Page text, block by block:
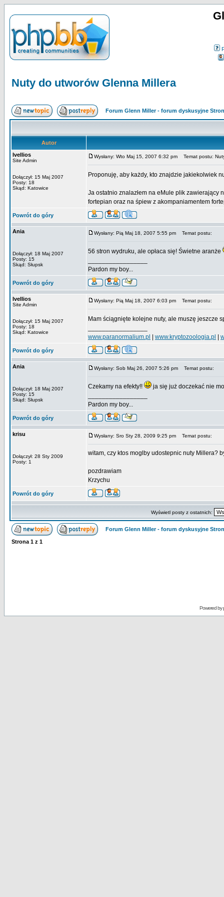
Nuty do utworów Glenna Millera
Forum Glenn Miller - forum dyskusyjne
Autor
Ivellios
Site Admin
Dołączył: 15 Maj 2007
Posty: 18
Skąd: Katowice
Wysłany: Wto Maj 15, 2007 6:32 pm Temat postu:
Proponuję, aby każdy, kto znajdzie jakiekolwiek
Ja ostatnio znalazłem na eMule plik zawierający
fortepian oraz na śpiew z akompaniamentem
Powrót do góry
Ania
Dołączył: 18 Maj 2007
Posty: 15
Skąd: Słupsk
Wysłany: Pią Maj 18, 2007 5:55 pm Temat postu:
56 stron wydruku, ale opłaca się! Świetne aranże
Pardon my boy...
Powrót do góry
Ivellios
Site Admin
Dołączył: 15 Maj 2007
Posty: 18
Skąd: Katowice
Wysłany: Pią Maj 18, 2007 6:03 pm Temat postu:
Mam ściągnięte kolejne nuty, ale muszę jeszcze
www.paranormalium.pl
www.kryptozoologia.pl
Powrót do góry
Ania
Dołączył: 18 Maj 2007
Posty: 15
Skąd: Słupsk
Wysłany: Sob Maj 26, 2007 5:26 pm Temat postu:
Czekamy na efekty!!
ja się już doczekać nie
Pardon my boy...
Powrót do góry
krisu
Dołączył: 28 Sty 2009
Posty: 1
Wysłany: Sro Sty 28, 2009 9:25 pm Temat postu:
witam, czy ktos moglby udostepnic nuty Millera?
pozdrawiam
Krzychu
Powrót do góry
Wyświetl posty z ostatnich:
Forum Glenn Miller - forum dyskusyjne
Strona 1 z 1
Powered by